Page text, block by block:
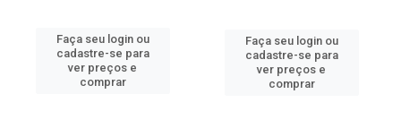
Faça seu login ou
cadastre-se para
ver preços e
comprar
Faça seu login ou
cadastre-se para
ver preços e
comprar